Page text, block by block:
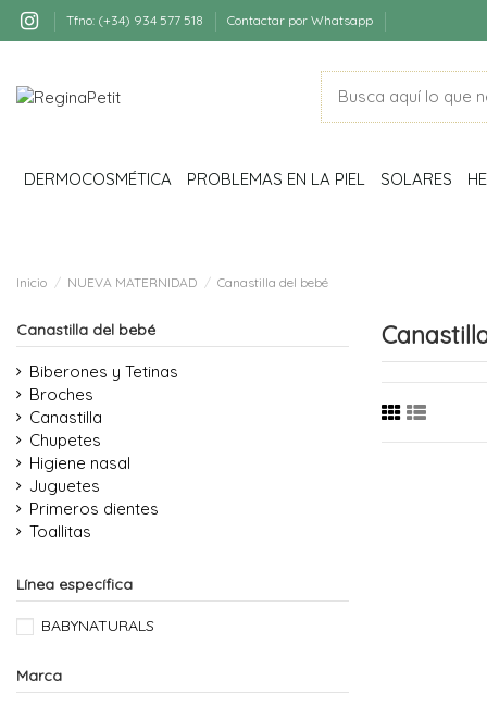
Tfno: (+34) 934 577 518 Contactar por Whatsapp
DERMOCOSMÉTICA PROBLEMAS EN LA PIEL SOLARES
Inicio NUEVA MATERNIDAD Canastilla del bebé
Canastilla del bebé
Biberones y Tetinas
Broches
Canastilla
Chupetes
Higiene nasal
Juguetes
Primeros dientes
Toallitas
Línea específica
BABYNATURALS
Marca